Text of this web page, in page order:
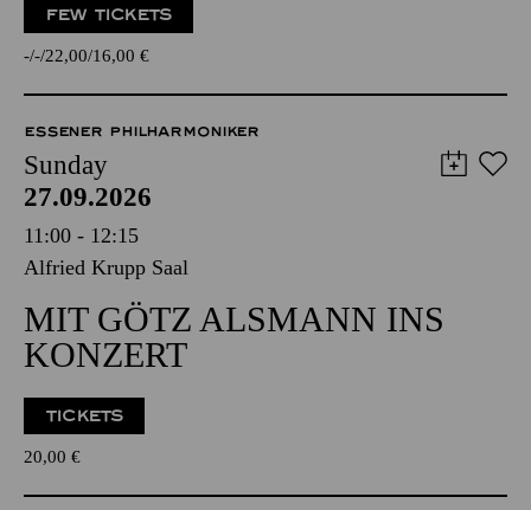
FEW TICKETS
- - 22,00 16,00 €
ESSENER PHILHARMONIKER
Sunday
27.09.2026
11:00 - 12:15
Alfried Krupp Saal
MIT GÖTZ ALSMANN INS
KONZERT
TICKETS
20,00 €